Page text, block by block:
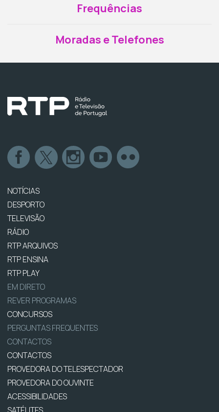
Frequências
Moradas e Telefones
NOTÍCIAS
DESPORTO
TELEVISÃO
RÁDIO
RTP ARQUIVOS
RTP ENSINA
RTP PLAY
EM DIRETO
REVER PROGRAMAS
CONCURSOS
PERGUNTAS FREQUENTES
CONTACTOS
CONTACTOS
PROVEDORA DO TELESPECTADOR
PROVEDORA DO OUVINTE
ACESSIBILIDADES